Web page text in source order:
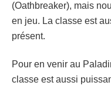
(Oathbreaker), mais
en jeu. La classe est
présent.
Pour en venir au
classe est aussi